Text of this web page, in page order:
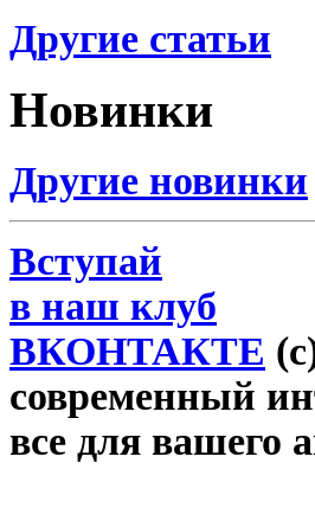
Другие статьи
Новинки
Другие новинки
Вступай
в наш клуб
ВКОНТАКТЕ
современный
все для вашего